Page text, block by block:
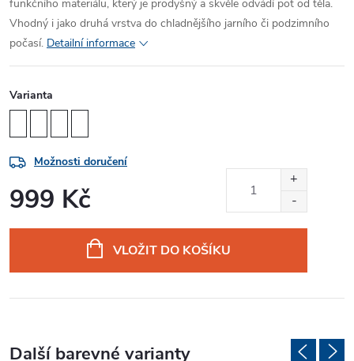
funkčního materiálu, který je prodyšný a skvěle odvádí pot od těla.
Vhodný i jako druhá vrstva do chladnějšího jarního či podzimního
počasí. Detailní informace
Varianta
Možnosti doručení
999 Kč
VLOŽIT DO KOŠÍKU